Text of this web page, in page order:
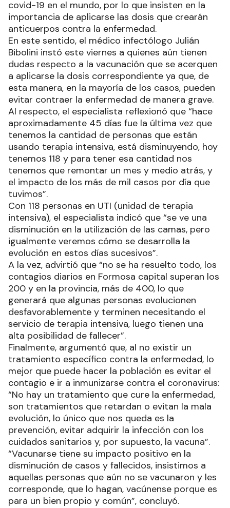
covid-19 en el mundo, por lo que insisten en la
importancia de aplicarse las dosis que crearán
anticuerpos contra la enfermedad.
En este sentido, el médico infectólogo Julián
Bibolini instó este viernes a quienes aún tienen
dudas respecto a la vacunación que se acerquen
a aplicarse la dosis correspondiente ya que, de
esta manera, en la mayoría de los casos, pueden
evitar contraer la enfermedad de manera grave.
Al respecto, el especialista reflexionó que “hace
aproximadamente 45 días fue la última vez que
tenemos la cantidad de personas que están
usando terapia intensiva, está disminuyendo, hoy
tenemos 118 y para tener esa cantidad nos
tenemos que remontar un mes y medio atrás, y
el impacto de los más de mil casos por día que
tuvimos”.
Con 118 personas en UTI (unidad de terapia
intensiva), el especialista indicó que “se ve una
disminución en la utilización de las camas, pero
igualmente veremos cómo se desarrolla la
evolución en estos días sucesivos”.
A la vez, advirtió que “no se ha resuelto todo, los
contagios diarios en Formosa capital superan los
200 y en la provincia, más de 400, lo que
generará que algunas personas evolucionen
desfavorablemente y terminen necesitando el
servicio de terapia intensiva, luego tienen una
alta posibilidad de fallecer”.
Finalmente, argumentó que, al no existir un
tratamiento específico contra la enfermedad, lo
mejor que puede hacer la población es evitar el
contagio e ir a inmunizarse contra el coronavirus:
“No hay un tratamiento que cure la enfermedad,
son tratamientos que retardan o evitan la mala
evolución, lo único que nos queda es la
prevención, evitar adquirir la infección con los
cuidados sanitarios y, por supuesto, la vacuna”.
“Vacunarse tiene su impacto positivo en la
disminución de casos y fallecidos, insistimos a
aquellas personas que aún no se vacunaron y les
corresponde, que lo hagan, vacúnense porque es
para un bien propio y común”, concluyó.